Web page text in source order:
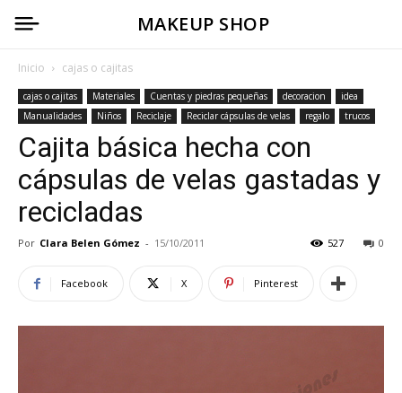
MAKEUP SHOP
Inicio cajas o cajitas
cajas o cajitas Materiales Cuentas y piedras pequeñas decoracion
idea
Manualidades
Niños Reciclaje Reciclar cápsulas de velas regalo trucos
Cajita básica hecha con
cápsulas de velas gastadas y
recicladas
Por Clara Belen Gómez - 15/10/2011 0
527
Facebook X Pinterest